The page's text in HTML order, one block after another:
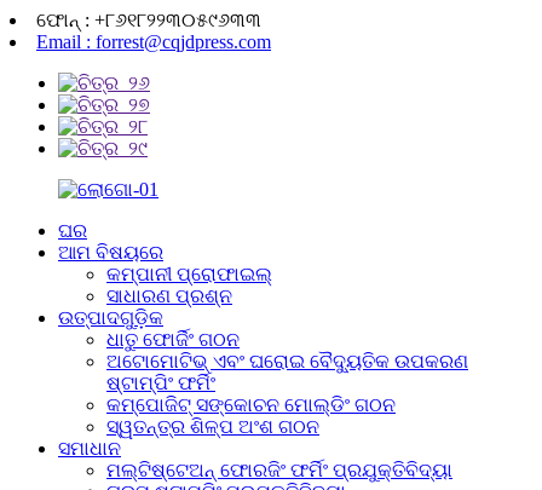
ଫୋନ୍ : +୮୬୧୮୨୨୩୦୫୯୬୩୩
Email : forrest@cqjdpress.com
ଘର
ଆମ ବିଷୟରେ
କମ୍ପାନୀ ପ୍ରୋଫାଇଲ୍
ସାଧାରଣ ପ୍ରଶ୍ନ
ଉତ୍ପାଦଗୁଡ଼ିକ
ଧାତୁ ଫୋର୍ଜିଂ ଗଠନ
ଅଟୋମୋଟିଭ୍ ଏବଂ ଘରୋଇ ବୈଦ୍ୟୁତିକ ଉପକରଣ
ଷ୍ଟାମ୍ପିଂ ଫର୍ମିଂ
କମ୍ପୋଜିଟ୍ ସଙ୍କୋଚନ ମୋଲ୍ଡିଂ ଗଠନ
ସ୍ୱତନ୍ତ୍ର ଶିଳ୍ପ ଅଂଶ ଗଠନ
ସମାଧାନ
ମଲ୍ଟିଷ୍ଟେଅନ୍ ଫୋରଜିଂ ଫର୍ମିଂ ପ୍ରଯୁକ୍ତିବିଦ୍ୟା